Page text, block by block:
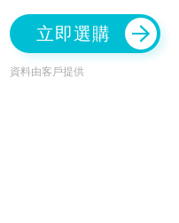
立即選購
資料由客戶提供